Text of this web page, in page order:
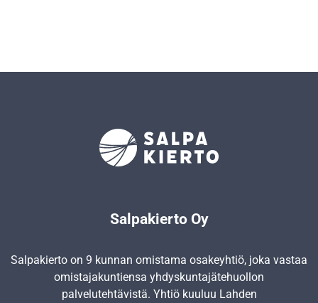
Salpakierto Oy
Salpakierto on 9 kunnan omistama osakeyhtiö, joka vastaa
omistajakuntiensa yhdyskunta­jätehuollon
palvelutehtävistä. Yhtiö kuuluu Lahden